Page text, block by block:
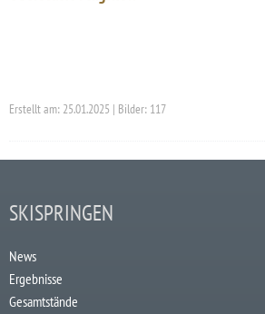
Erstellt am: 25.01.2025 | Bilder: 117
SKISPRINGEN
News
Ergebnisse
Gesamtstände